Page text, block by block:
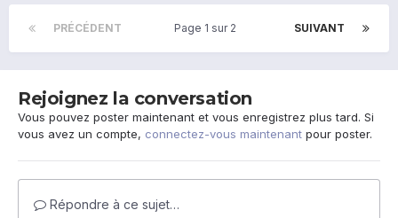
PRÉCÉDENT SUIVANT
Page 1 sur 2
Rejoignez la conversation
Vous pouvez poster maintenant et vous enregistrez plus tard. Si
vous avez un compte, connectez-vous maintenant pour poster.
Répondre à ce sujet…